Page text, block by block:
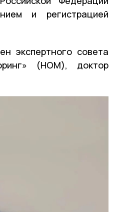
и регистрацией
экспертного совета
(НОМ), доктор